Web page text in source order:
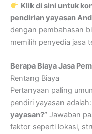
Klik di sini untuk
pendirian yayasan
dengan pembahasan
memilih penyedia jasa
Berapa Biaya Jasa
Rentang Biaya
Pertanyaan paling
pendiri yayasan adalah:
yayasan?” Jawaban
faktor seperti lokasi,